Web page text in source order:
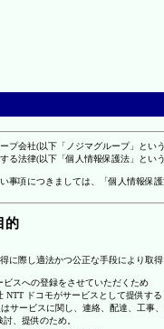
プ会社(以下「ノジマグループ」と
る法律(以下「個人情報保護法」と
事項につきましては、「個人情報保護
的
に際し適法かつ公正な手段により取
スへの登録をさせていただくため
ドコモがサービスとして提供す
サービスに関し、連絡、配達、工事
、提供のため。